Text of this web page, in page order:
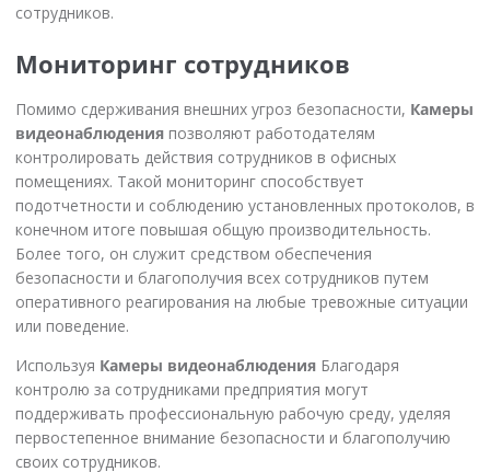
сотрудников.
Мониторинг сотрудников
Помимо сдерживания внешних угроз безопасности, Камеры
видеонаблюдения позволяют работодателям
контролировать действия сотрудников в офисных
помещениях. Такой мониторинг способствует
подотчетности и соблюдению установленных протоколов, в
конечном итоге повышая общую производительность.
Более того, он служит средством обеспечения
безопасности и благополучия всех сотрудников путем
оперативного реагирования на любые тревожные ситуации
или поведение.
Используя Камеры видеонаблюдения Благодаря
контролю за сотрудниками предприятия могут
поддерживать профессиональную рабочую среду, уделяя
первостепенное внимание безопасности и благополучию
своих сотрудников.